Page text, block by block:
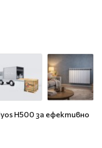
H500 за ефективно